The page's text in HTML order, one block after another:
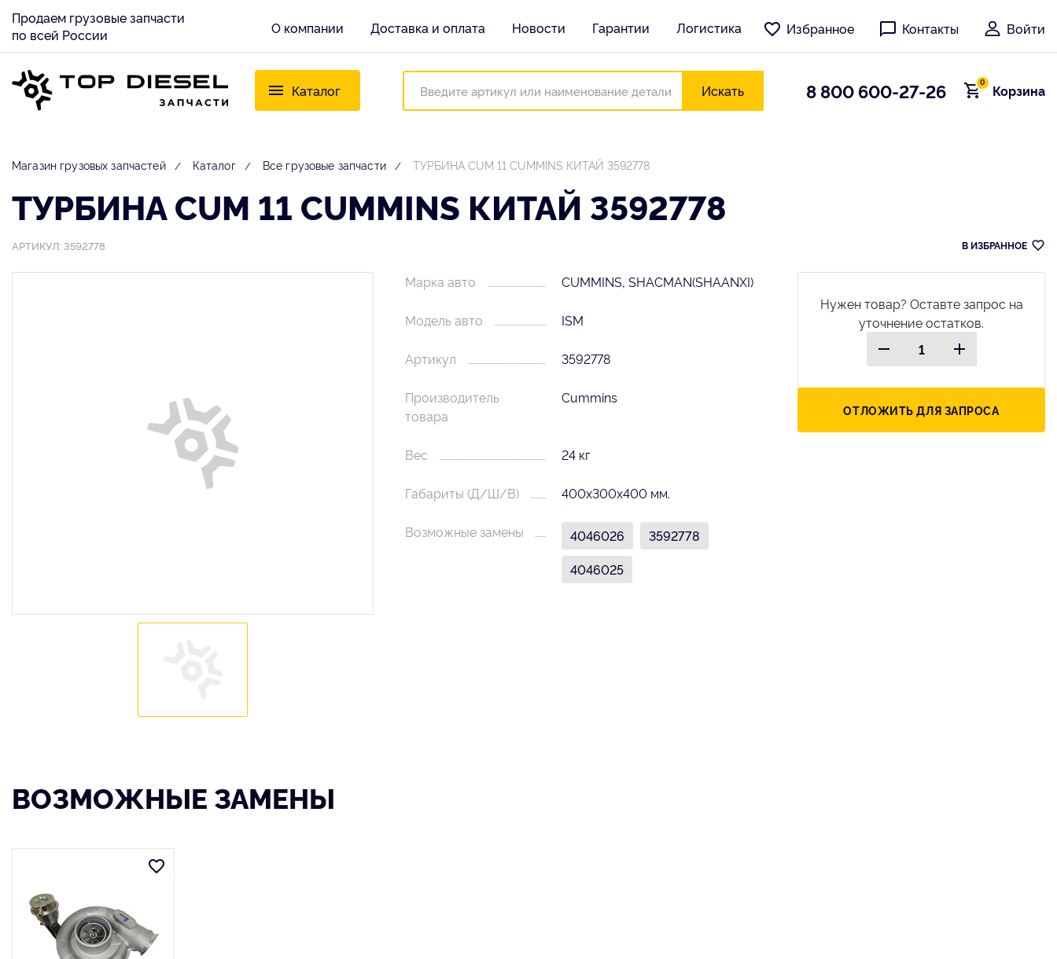
Продаем грузовые запчасти
по всей России
О компании Доставка и оплата Новости Гарантии Логистика Избранное Контакты Войти
Каталог Искать 8 800 600-27-26 Корзина
0
Магазин грузовых запчастей Каталог Все грузовые запчасти ТУРБИНА CUM 11 CUMMINS КИТАЙ 3592778
ТУРБИНА CUM 11 CUMMINS КИТАЙ 3592778
АРТИКУЛ: 3592778 В ИЗБРАННОЕ
Марка авто CUMMINS, SHACMAN(SHAANXI)
Модель авто ISM
Артикул 3592778
Производитель
товара
Cummins
Вес 24 кг
Габариты (Д/Ш/В) 400х300х400 мм.
Возможные замены 4046026
3592778
4046025
Нужен товар? Оставте запрос на
уточнение остатков.
ОТЛОЖИТЬ ДЛЯ ЗАПРОСА
ВОЗМОЖНЫЕ ЗАМЕНЫ